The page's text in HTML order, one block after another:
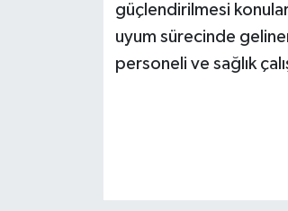
güçlendirilmesi
uyum sürecinde
personeli ve sağlık